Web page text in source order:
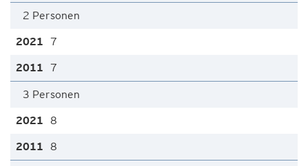
2 Personen
7
7
3 Personen
8
8